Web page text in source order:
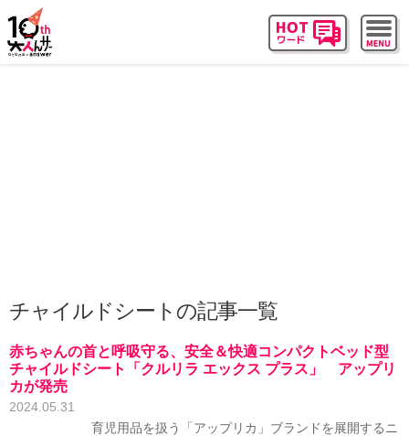
チャイルドシートの記事一覧
赤ちゃんの首と呼吸守る、安全＆快適コンパクトベッド型
チャイルドシート「クルリラ エックス プラス」 アップリ
カが発売
2024.05.31
育児用品を扱う「アップリカ」ブランドを展開するニ